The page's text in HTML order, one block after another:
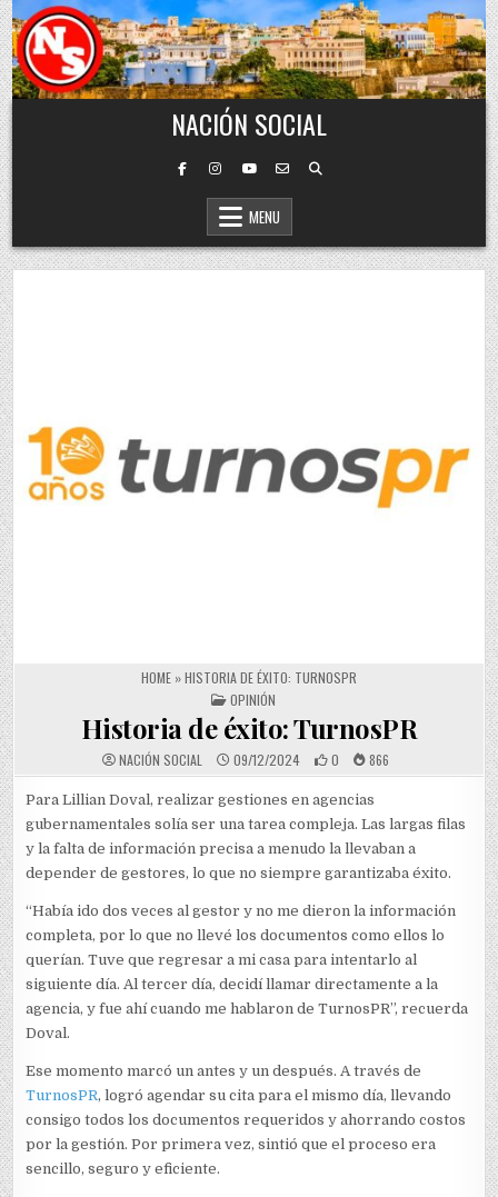
Skip to content
NACIÓN SOCIAL
MENU
HOME »HISTORIA DE ÉXITO: TURNOSPR
POSTED IN
OPINIÓN
Historia de éxito: TurnosPR
NACIÓN SOCIAL 09/12/2024 0 866
Para Lillian Doval, realizar gestiones en agencias
gubernamentales solía ser una tarea compleja. Las largas filas
y la falta de información precisa a menudo la llevaban a
depender de gestores, lo que no siempre garantizaba éxito.
“Había ido dos veces al gestor y no me dieron la información
completa, por lo que no llevé los documentos como ellos lo
querían. Tuve que regresar a mi casa para intentarlo al
siguiente día. Al tercer día, decidí llamar directamente a la
agencia, y fue ahí cuando me hablaron de TurnosPR”, recuerda
Doval.
Ese momento marcó un antes y un después. A través de
TurnosPR, logró agendar su cita para el mismo día, llevando
consigo todos los documentos requeridos y ahorrando costos
por la gestión. Por primera vez, sintió que el proceso era
sencillo, seguro y eficiente.